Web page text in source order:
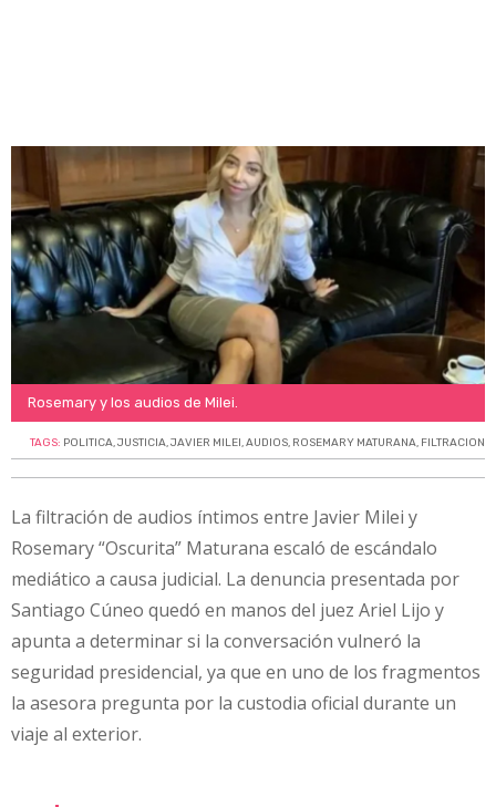
Rosemary y los audios de Milei.
TAGS: POLITICA,JUSTICIA,JAVIER MILEI ,AUDIOS, ROSEMARY MATURANA, FILTRACION
La filtración de audios íntimos entre Javier Milei y
Rosemary “Oscurita” Maturana escaló de escándalo
mediático a causa judicial. La denuncia presentada por
Santiago Cúneo quedó en manos del juez Ariel Lijo y
apunta a determinar si la conversación vulneró la
seguridad presidencial, ya que en uno de los fragmentos
la asesora pregunta por la custodia oficial durante un
viaje al exterior.